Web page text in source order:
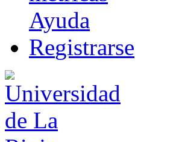
Ayuda
Registrarse